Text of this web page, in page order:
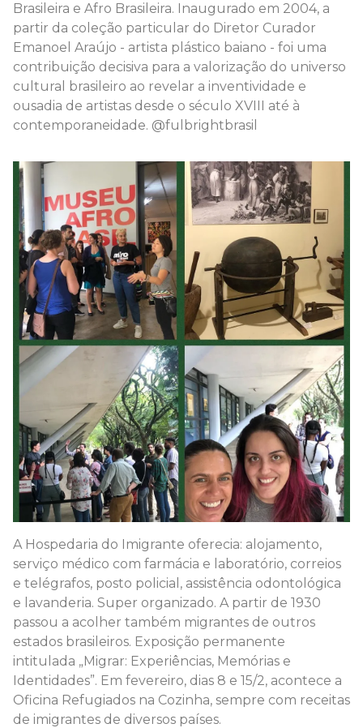
Brasileira e Afro Brasileira. Inaugurado em 2004, a
partir da coleção particular do Diretor Curador
Emanoel Araújo - artista plástico baiano - foi uma
contribuição decisiva para a valorização do universo
cultural brasileiro ao revelar a inventividade e
ousadia de artistas desde o século XVIII até à
contemporaneidade. @fulbrightbrasil
A Hospedaria do Imigrante oferecia: alojamento,
serviço médico com farmácia e laboratório, correios
e telégrafos, posto policial, assistência odontológica
e lavanderia. Super organizado. A partir de 1930
passou a acolher também migrantes de outros
estados brasileiros. Exposição permanente
intitulada „Migrar: Experiências, Memórias e
Identidades”. Em fevereiro, dias 8 e 15/2, acontece a
Oficina Refugiados na Cozinha, sempre com receitas
de imigrantes de diversos países.